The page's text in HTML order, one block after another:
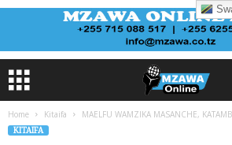
Home Kitaifa MAELFU WAMZIKA MASANCHE,
KITAIFA